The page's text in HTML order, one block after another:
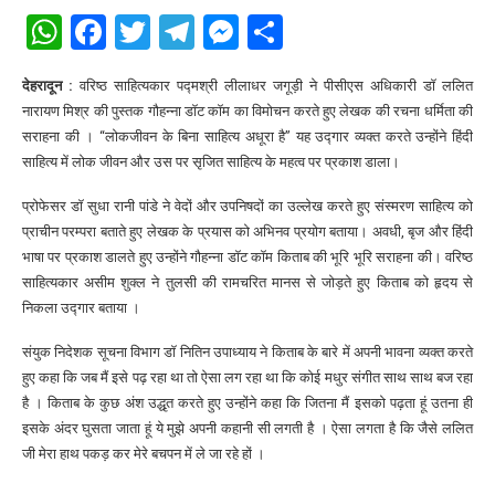
WhatsApp
Facebook
Twitter
Telegram
Messenger
देहरादून : वरिष्ठ साहित्यकार पद्मश्री लीलाधर जगूड़ी ने पीसीएस अधिकारी डॉ ललित
नारायण मिश्र की पुस्तक गौहन्ना डॉट कॉम का विमोचन करते हुए लेखक की रचना धर्मिता की
सराहना की । “लोकजीवन के बिना साहित्य अधूरा है” यह उद्गार व्यक्त करते उन्होंने हिंदी
साहित्य में लोक जीवन और उस पर सृजित साहित्य के महत्व पर प्रकाश डाला।
प्रोफेसर डॉ सुधा रानी पांडे ने वेदों और उपनिषदों का उल्लेख करते हुए संस्मरण साहित्य को
प्राचीन परम्परा बताते हुए लेखक के प्रयास को अभिनव प्रयोग बताया। अवधी, बृज और हिंदी
भाषा पर प्रकाश डालते हुए उन्होंने गौहन्ना डॉट कॉम किताब की भूरि भूरि सराहना की। वरिष्ठ
साहित्यकार असीम शुक्ल ने तुलसी की रामचरित मानस से जोड़ते हुए किताब को हृदय से
निकला उद्गार बताया ।
संयुक निदेशक सूचना विभाग डॉ नितिन उपाध्याय ने किताब के बारे में अपनी भावना व्यक्त करते
हुए कहा कि जब मैं इसे पढ़ रहा था तो ऐसा लग रहा था कि कोई मधुर संगीत साथ साथ बज रहा
है । किताब के कुछ अंश उद्धृत करते हुए उन्होंने कहा कि जितना मैं इसको पढ़ता हूं उतना ही
इसके अंदर घुसता जाता हूं ये मुझे अपनी कहानी सी लगती है । ऐसा लगता है कि जैसे ललित
जी मेरा हाथ पकड़ कर मेरे बचपन में ले जा रहे हों ।